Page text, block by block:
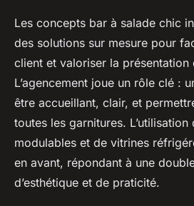
Les concepts bar à salade chic
des solutions sur mesure pour
client et valoriser la présentation
L’agencement joue un rôle clé :
être accueillant, clair, et
toutes les garnitures. L’utilisation
modulables et de vitrines
en avant, répondant à une
d’esthétique et de praticité.